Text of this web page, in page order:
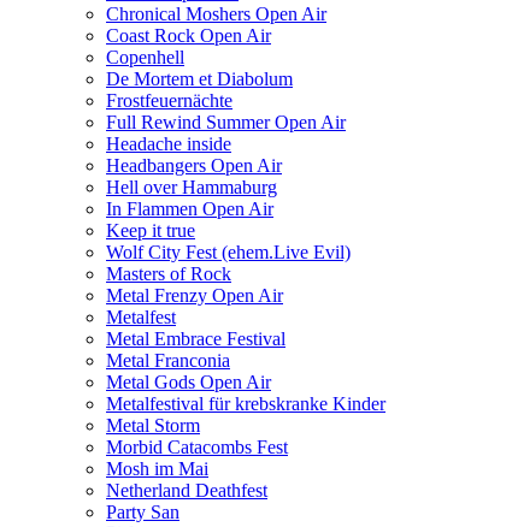
Chronical Moshers Open Air
Coast Rock Open Air
Copenhell
De Mortem et Diabolum
Frostfeuernächte
Full Rewind Summer Open Air
Headache inside
Headbangers Open Air
Hell over Hammaburg
In Flammen Open Air
Keep it true
Wolf City Fest (ehem.Live Evil)
Masters of Rock
Metal Frenzy Open Air
Metalfest
Metal Embrace Festival
Metal Franconia
Metal Gods Open Air
Metalfestival für krebskranke Kinder
Metal Storm
Morbid Catacombs Fest
Mosh im Mai
Netherland Deathfest
Party San